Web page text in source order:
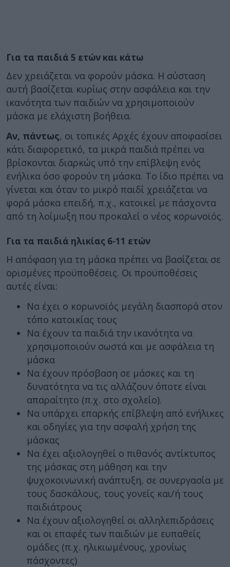
Για τα παιδιά 5 ετών και κάτω
Δεν χρειάζεται να φορούν μάσκα. Η σύσταση
αυτή βασίζεται κυρίως στην ασφάλεια και την
ικανότητα των παιδιών να χρησιμοποιούν
μάσκα με ελάχιστη βοήθεια.
Αν, πάντως, οι τοπικές Αρχές έχουν αποφασίσει
κάτι διαφορετικό, τα μικρά παιδιά πρέπει να
βρίσκονται διαρκώς υπό την επίβλεψη ενός
ενήλικα όσο φορούν τη μάσκα. Το ίδιο πρέπει να
γίνεται και όταν το μικρό παιδί χρειάζεται να
φορά μάσκα επειδή, π.χ., κατοικεί με πάσχοντα
από τη λοίμωξη που προκαλεί ο νέος κορωνοϊός.
Για τα παιδιά ηλικίας 6-11 ετών
Η απόφαση για τη μάσκα πρέπει να βασίζεται σε
ορισμένες προϋποθέσεις. Οι προϋποθέσεις
αυτές είναι:
Να έχει ο κορωνοϊός μεγάλη διασπορά στον
τόπο κατοικίας τους
Να έχουν τα παιδιά την ικανότητα να
χρησιμοποιούν σωστά και με ασφάλεια τη
μάσκα
Να έχουν πρόσβαση σε μάσκες και τη
δυνατότητα να τις αλλάζουν όποτε είναι
απαραίτητο (π.χ. στο σχολείο).
Να υπάρχει επαρκής επίβλεψη από ενήλικες
και οδηγίες για την ασφαλή χρήση της
μάσκας
Να έχει αξιολογηθεί ο πιθανός αντίκτυπος
της μάσκας στη μάθηση και την
ψυχοκοινωνική ανάπτυξη, σε συνεργασία με
τους δασκάλους, τους γονείς και/ή τους
παιδιάτρους
Να έχουν αξιολογηθεί οι αλληλεπιδράσεις
και οι επαφές των παιδιών με ευπαθείς
ομάδες (π.χ. ηλικιωμένους, χρονίως
πάσχοντες)